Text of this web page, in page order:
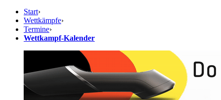
Start›
Wettkämpfe›
Termine›
Wettkampf-Kalender